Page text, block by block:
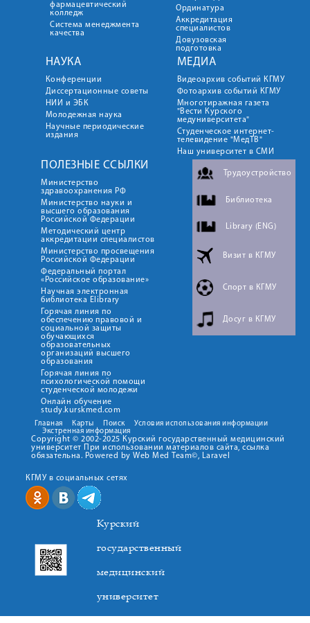
фармацевтический
колледж
Система менеджмента
качества
Ординатура
Аккредитация
специалистов
Довузовская
подготовка
НАУКА
Конференции
Диссертационные советы
НИИ и ЭБК
Молодежная наука
Научные периодические
издания
МЕДИА
Видеоархив событий КГМУ
Фотоархив событий КГМУ
Многотиражная газета
"Вести Курского
медуниверситета"
Студенческое интернет-
телевидение "МедТВ"
Наш университет в СМИ
ПОЛЕЗНЫЕ ССЫЛКИ
Министерство
здравоохранения РФ
Министерство науки и
высшего образования
Российской Федерации
Методический центр
аккредитации специалистов
Министерство просвещения
Российской Федерации
Федеральный портал
«Российское образование»
Научная электронная
библиотека Elibrary
Горячая линия по
обеспечению правовой и
социальной защиты
обучающихся
образовательных
организаций высшего
образования
Горячая линия по
психологической помощи
студенческой молодежи
Онлайн обучение
study.kurskmed.com
Трудоустройство
Библиотека
Library (ENG)
Визит в КГМУ
Спорт в КГМУ
Досуг в КГМУ
Главная Карты Поиск
Условия использования информации
Экстренная информация
Copyright © 2002-2025 Курский государственный медицинский
университет При использовании материалов сайта, ссылка
обязательна. Powered by Web Med Team©, Laravel
КГМУ в социальных сетях
Курский
государственный
медицинский
университет